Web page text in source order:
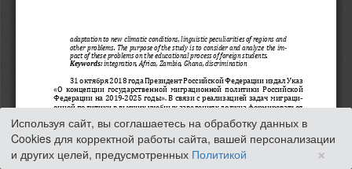
Используя сайт, вы соглашаетесь на обработку данных в
Cookies для корректной работы сайта, вашей персонализации
и других целей, предусмотренных Политикой ×